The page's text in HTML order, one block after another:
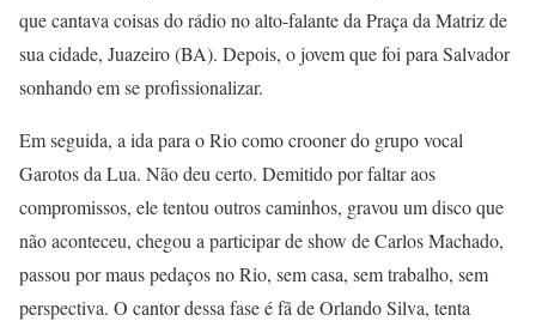
que cantava coisas do rádio no alto-falante da Praça da Matriz de
sua cidade, Juazeiro (BA). Depois, o jovem que foi para Salvador
sonhando em se profissionalizar.
Em seguida, a ida para o Rio como crooner do grupo vocal
Garotos da Lua. Não deu certo. Demitido por faltar aos
compromissos, ele tentou outros caminhos, gravou um disco que
não aconteceu, chegou a participar de show de Carlos Machado,
passou por maus pedaços no Rio, sem casa, sem trabalho, sem
perspectiva. O cantor dessa fase é fã de Orlando Silva, tenta